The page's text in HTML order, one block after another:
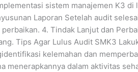
sistem manajemen K3 di
Laporan Setelah audit
4. Tindak Lanjut dan
Tips Agar Lulus Audit SMK3
kelemahan dan
menerapkannya dalam aktivitas